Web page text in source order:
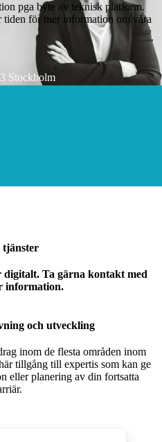
pga byte av teknisk platform.
tiden för mer information om våra
Stockholm
digitalt. Ta gärna kontakt med
information.
och utveckling
inom de flesta områden inom
tillgång till expertis som kan ge
eller planering av din fortsatta